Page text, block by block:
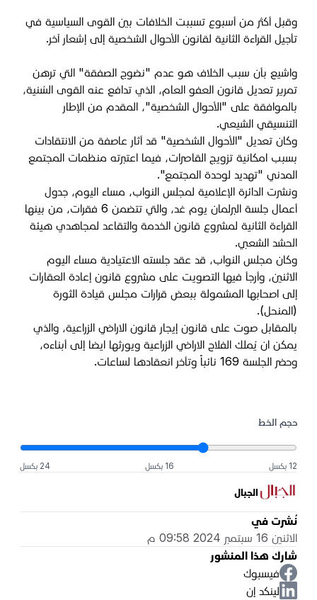
وقبل أكثر من أسبوع تسببت الخلافات بين القوى السياسية في
تأجيل القراءة الثانية لقانون الأحوال الشخصية إلى إشعار آخر.
واشيع بأن سبب الخلاف هو عدم "نضوج الصفقة" التي ترهن
تمرير تعديل قانون العفو العام، الذي تدافع عنه القوى السُنية،
بالموافقة على "الأحوال الشخصية"، المقدم من الإطار
التنسيقي الشيعي.
وكان تعديل "الأحوال الشخصية" قد أثار عاصفة من الانتقادات
بسبب امكانية تزويج القاصرات، فيما اعتبرته منظمات المجتمع
المدني "تهديد لوحدة المجتمع".
ونشرت الدائرة الإعلامية لمجلس النواب، مساء اليوم، جدول
أعمال جلسة البرلمان يوم غد، والتي تتضمن 6 فقرات، من بينها
القراءة الثانية لمشروع قانون الخدمة والتقاعد لمجاهدي هيئة
الحشد الشعبي.
وكان مجلس النواب، قد عقد جلسته الاعتيادية مساء اليوم
الاثنين، وأرجأ فيها التصويت على مشروع قانون إعادة العقارات
إلى اصحابها المشمولة ببعض قرارات مجلس قيادة الثورة
(المنحل).
بالمقابل صوت على قانون إيجار قانون الاراضي الزراعية، والذي
يمكن ان يُملك الفلاح الاراضي الزراعية ويورثها ايضا إلى أبناءه،
وحضر الجلسة 169 نائباً وتأخر انعقادها لساعات
.
حجم الخط
12 بكسل 16 بكسل 24 بكسل
الجبال
نُشرت في
الاثنين 16 سبتمبر 2024 09:58 م
شارك هذا المنشور
فيسبوك
لينكد إن